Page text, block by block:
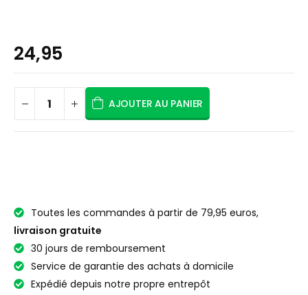
24,95
AJOUTER AU PANIER
Toutes les commandes à partir de 79,95 euros,
livraison gratuite
30 jours de remboursement
Service de garantie des achats à domicile
Expédié depuis notre propre entrepôt